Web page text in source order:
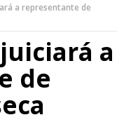
a representante de
a
de